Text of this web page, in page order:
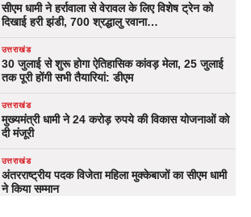
सीएम धामी ने हर्रावाला से वेरावल के लिए विशेष ट्रेन को
दिखाई हरी झंडी, 700 श्रद्धालु रवाना…
उत्तराखंड
30 जुलाई से शुरू होगा ऐतिहासिक कांवड़ मेला, 25 जुलाई
तक पूरी होंगी सभी तैयारियां: डीएम
उत्तराखंड
मुख्यमंत्री धामी ने 24 करोड़ रुपये की विकास योजनाओं को
दी मंजूरी
उत्तराखंड
अंतरराष्ट्रीय पदक विजेता महिला मुक्केबाजों का सीएम धामी
ने किया सम्मान